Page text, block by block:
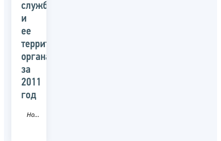
службой
и
ее
территориальными
органами
за
2011
год
Новость